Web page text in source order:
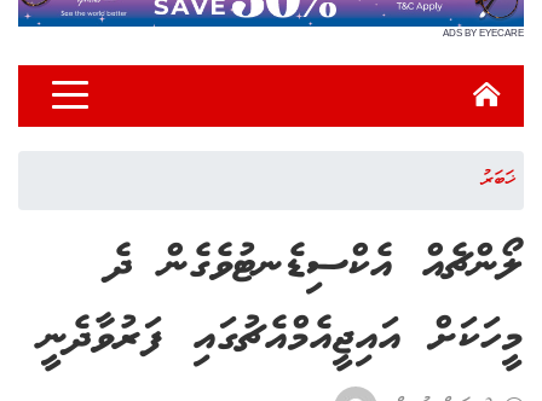
ADS BY EYECARE
ޚަބަރު
ލޯންޗެއް އެކްސިޑެނޓުވެގެން ދެ
މީހަކަށް އައިޖީއެމްއެޗުގައި ފަރުވާދެނީ